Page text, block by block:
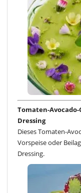
Tomaten-
Dressing
Dieses Tomaten-
Vorspeise oder
Dressing.